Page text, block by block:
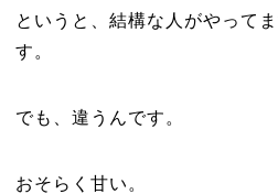
というと、結構な人がやって
す。
でも、違うんです。
おそらく甘い。